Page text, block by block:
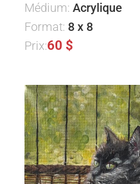
Médium: Acrylique
Format: 8 x 8
Prix:60 $